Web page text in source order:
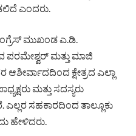
ಎಂದರು.
ಮುಖಂಡ ಎ.ಡಿ.
ಮತ್ತು ಮಾಜಿ
ಕ್ಷೇತ್ರದ ಎಲ್ಲಾ
ಮತ್ತು ಸದಸ್ಯರು
ಸಹಕಾರದಿಂದ ತಾಲ್ಲೂಕು
ಹೇಳಿದರು.